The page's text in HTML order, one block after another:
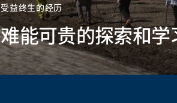
受益终生的经历
难能可贵的探索和学